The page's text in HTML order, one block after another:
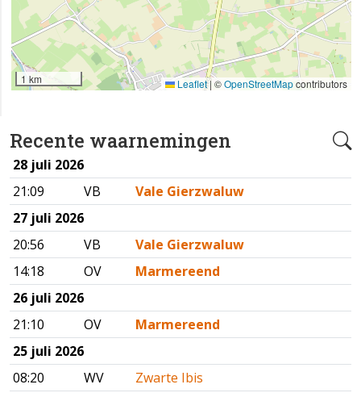
Recente waarnemingen
28 juli 2026
21:09
VB
Vale Gierzwaluw
27 juli 2026
20:56
VB
Vale Gierzwaluw
14:18
OV
Marmereend
26 juli 2026
21:10
OV
Marmereend
25 juli 2026
08:20
WV
Zwarte Ibis
1 km Leaflet|©OpenStreetMapcontributors